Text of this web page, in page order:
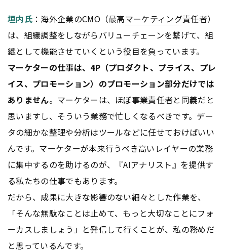
垣内氏：海外企業のCMO（最高マーケティング責任者）
は、組織調整をしながらバリューチェーンを繋げて、組
織として機能させていくという役目を負っています。
マーケターの仕事は、4P（プロダクト、プライス、プレ
イス、プロモーション）のプロモーション部分だけでは
ありません。マーケターは、ほぼ事業責任者と同義だと
思いますし、そういう業務で忙しくなるべきです。デー
タの細かな整理や分析はツールなどに任せておけばいい
んです。マーケターが本来行うべき高いレイヤーの業務
に集中するのを助けるのが、『AIアナリスト』を提供す
る私たちの仕事でもあります。
だから、成果に大きな影響のない細々とした作業を、
「そんな無駄なことは止めて、もっと大切なことにフォ
ーカスしましょう」と発信して行くことが、私の務めだ
と思っているんです。